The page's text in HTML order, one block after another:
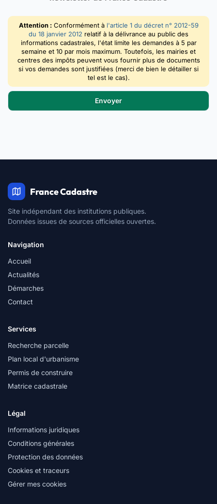
Attention :Conformément à l'article 1 du décret n° 2012-59
du 18 janvier 2012 relatif à la délivrance au public des
informations cadastrales, l'état limite les demandes à 5 par
semaine et 10 par mois maximum. Toutefois, les mairies et
centres des impôts peuvent vous fournir plus de documents
si vos demandes sont justifiées (merci de bien le détailler si
tel est le cas).
France Cadastre
Site indépendant des institutions publiques.
Données issues de sources officielles ouvertes.
Navigation
Accueil
Actualités
Démarches
Contact
Services
Recherche parcelle
Plan local d'urbanisme
Permis de construire
Matrice cadastrale
Légal
Informations juridiques
Conditions générales
Protection des données
Cookies et traceurs
Gérer mes cookies